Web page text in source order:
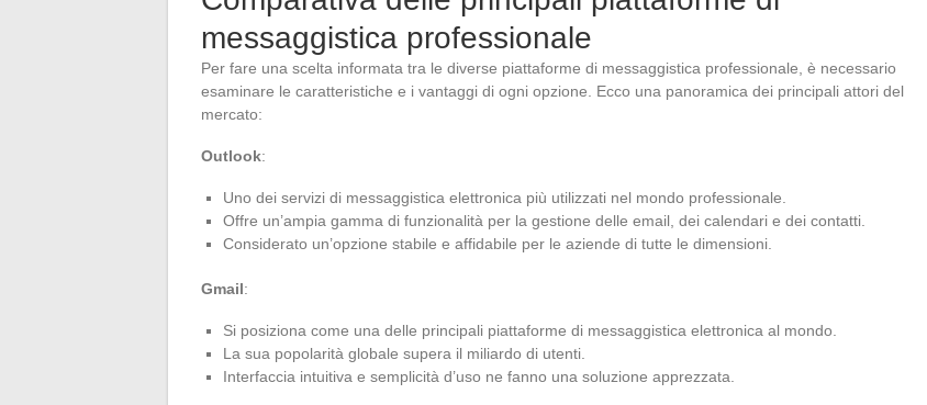
messaggistica professionale
Per fare una scelta informata tra le diverse piattaforme di messaggistica professionale, è necessario
esaminare le caratteristiche e i vantaggi di ogni opzione. Ecco una panoramica dei principali attori del
mercato:
Outlook:
Uno dei servizi di messaggistica elettronica più utilizzati nel mondo professionale.
Offre un’ampia gamma di funzionalità per la gestione delle email, dei calendari e dei contatti.
Considerato un’opzione stabile e affidabile per le aziende di tutte le dimensioni.
Gmail:
Si posiziona come una delle principali piattaforme di messaggistica elettronica al mondo.
La sua popolarità globale supera il miliardo di utenti.
Interfaccia intuitiva e semplicità d’uso ne fanno una soluzione apprezzata.